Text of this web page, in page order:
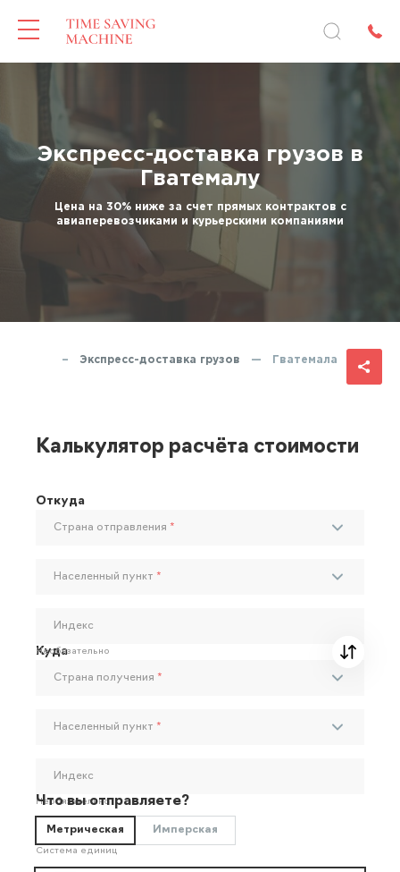
Экспресс-доставка грузов в
Гватемалу
Цена на 30% ниже за счет прямых контрактов с
авиаперевозчиками и курьерскими компаниями
— Экспресс-доставка грузов — Гватемала
Калькулятор расчёта стоимости
Откуда
Страна отправления *
Населенный пункт *
Индекс
Необязательно
Куда
Страна получения *
Населенный пункт *
Индекс
Необязательно
Что вы отправляете?
Метрическая Имперская
Система единиц